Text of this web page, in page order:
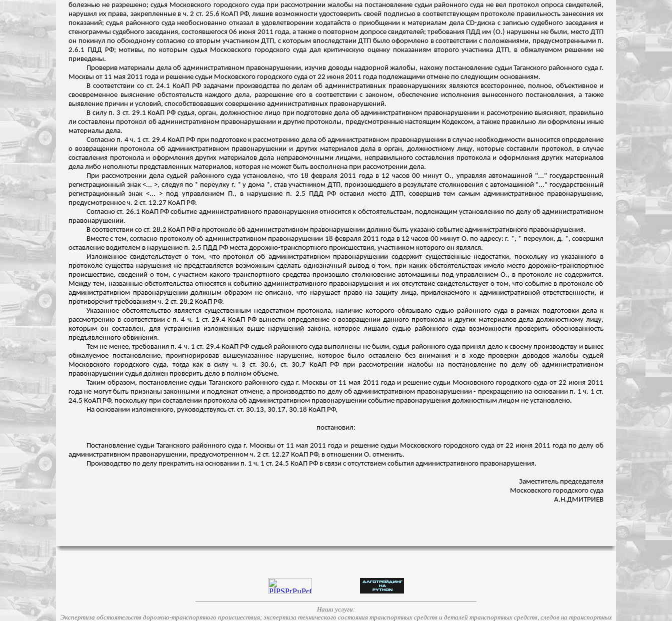
болезнью не разрешено; судья Московского городского суда при рассмотрении жалобы на постановление судьи районного суда не вел протокол опроса свидетелей,
нарушил их права, закрепленные в ч. 2 ст. 25.6 КоАП РФ, лишив возможности удостоверить своей подписью в соответствующем протоколе правильность занесения их
показаний; судья районного суда необоснованно отказал в удовлетворении ходатайств о приобщении к материалам дела CD-диска с записью судебного заседания и
стенограммы судебного заседания, состоявшегося 06 июня 2011 года, а также о повторном допросе свидетелей;требования ПДД им (О.) нарушены не были, место ДТП
он покинул по обоюдному согласию со вторым участником ДТП, с которым впоследствии ДТП было оформлено в соответствии с положениями, предусмотренными п.
2.6.1 ПДД РФ; мотивы, по которым судья Московского городского суда дал критическую оценку показаниям второго участника ДТП, в обжалуемом решении не
приведены.
Проверив материалы дела об административном правонарушении, изучив доводы надзорной жалобы, нахожу постановление судьи Таганского районного суда г.
Москвы от 11 мая 2011 года и решение судьи Московского городского суда от 22 июня 2011 года подлежащими отмене по следующим основаниям.
В соответствии со ст. 24.1 КоАП РФ задачами производства по делам об административных правонарушениях являются всестороннее, полное, объективное и
своевременное выяснение обстоятельств каждого дела, разрешение его в соответствии с законом, обеспечение исполнения вынесенного постановления, а также
выявление причин и условий, способствовавших совершению административных правонарушений.
В силу п. 3 ст. 29.1 КоАП РФ судья, орган, должностное лицо при подготовке дела об административном правонарушении к рассмотрению выясняют, правильно
ли составлены протокол об административном правонарушении и другие протоколы, предусмотренные настоящим Кодексом, а также правильно ли оформлены иные
материалы дела.
Согласно п. 4 ч. 1 ст. 29.4 КоАП РФ при подготовке к рассмотрению дела об административном правонарушении в случае необходимости выносится определение
о возвращении протокола об административном правонарушении и других материалов дела в орган, должностному лицу, которые составили протокол, в случае
составления протокола и оформления других материалов дела неправомочными лицами, неправильного составления протокола и оформления других материалов
дела либо неполноты представленных материалов, которая не может быть восполнена при рассмотрении дела.
При рассмотрении дела судьей районного суда установлено, что 18 февраля 2011 года в 12 часов 00 минут О., управляя автомашиной "..." государственный
регистрационный знак <... >, следуя по * переулку г. * у дома *, став участником ДТП, произошедшего в результате столкновения с автомашиной "..." государственный
регистрационный знак <... > под управлением П., в нарушение п. 2.5 ПДД РФ оставил место ДТП, совершив тем самым административное правонарушение,
предусмотренное ч. 2 ст. 12.27 КоАП РФ.
Согласно ст. 26.1 КоАП РФ событие административного правонарушения относится к обстоятельствам, подлежащим установлению по делу об административном
правонарушении.
В соответствии со ст. 28.2 КоАП РФ в протоколе об административном правонарушении должно быть указано событие административного правонарушения.
Вместе с тем, согласно протоколу об административном правонарушении 18 февраля 2011 года в 12 часов 00 минут О. по адресу: г. *, * переулок, д. *, совершил
оставление водителем в нарушение п. 2.5 ПДД РФ места дорожно-транспортного происшествия, участником которого он являлся.
Изложенное свидетельствует о том, что протокол об административном правонарушении содержит существенные недостатки, поскольку из указанного в
протоколе существа нарушения не представляется возможным сделать однозначный вывод о том, при каких обстоятельствах имело место дорожно-транспортное
происшествие, сведений о том, с участием какого транспортного средства произошло столкновение автомашины под управлением О., в протоколе не содержится.
Между тем, названные обстоятельстваотносятся к событию административного правонарушения и их отсутствие свидетельствуето том, что событие в протоколе об
административном правонарушении должным образом не описано, что нарушает право на защиту лица, привлекаемого к административной ответственности, и
противоречит требованиям ч. 2 ст. 28.2 КоАП РФ.
Указанное обстоятельство является существенным недостатком протокола, наличие которого обязывало судью районного суда в рамках подготовки дела к
рассмотрению в соответствии с п. 4 ч. 1 ст. 29.4 КоАП РФ вынести определение о возвращении данного протокола и других материалов дела должностному лицу,
которым он составлен, для устранения изложенных выше нарушений закона, которое лишало судью районного суда возможности проверить обоснованность
предъявленного обвинения.
Тем не менее, требования п. 4 ч. 1 ст. 29.4 КоАП РФ судьей районного суда выполнены не были, судья районного суда принял дело к своему производству и вынес
обжалуемое постановление, проигнорировав вышеуказанное нарушение, которое было оставлено без внимания и в ходе проверки доводов жалобы судьей
Московского городского суда, тогда как в силу ч. 3 ст. 30.6, ст. 30.7 КоАП РФ при рассмотрении жалобы на постановление по делу об административном
правонарушении судья должен проверить дело в полном объеме.
Таким образом, постановление судьи Таганского районного суда г. Москвы от 11 мая 2011 года и решение судьи Московского городского суда от 22 июня 2011
года не могут быть признаны законными и подлежат отмене, а производство по делу об административном правонарушении - прекращению на основании п. 1 ч. 1 ст.
24.5 КоАП РФ, поскольку при составлении протокола об административном правонарушении событие правонарушения должностным лицом не установлено.
На основании изложенного, руководствуясь ст. ст. 30.13, 30.17, 30.18 КоАП РФ,
постановил:
Постановление судьи Таганского районного суда г. Москвы от 11 мая 2011 года и решение судьи Московского городского суда от 22 июня 2011 года по делу об
административном правонарушении, предусмотренном ч. 2 ст. 12.27 КоАП РФ, в отношении О. отменить.
Производство по делу прекратить на основании п. 1 ч. 1 ст. 24.5 КоАП РФ в связи с отсутствием события административного правонарушения.
Заместитель председателя
Московского городского суда
А.Н.ДМИТРИЕВ
Наши услуги:
Экспертиза обстоятельств дорожно-транспортного происшествия; экспертиза технического состояния транспортных средств и деталей транспортных средств, следов на транспортных